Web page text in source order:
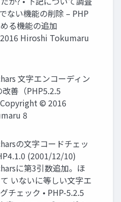
ない機能の削除 – PHP
る機能の追加
Hiroshi Tokumaru
文字エンコーディン
善（PHP5.2.5
© 2016
8
の文字コードチェッ
(2001/12/10)
に第3引数追加。ほ
いないに等しい文字エ
チェック • PHP-5.2.5